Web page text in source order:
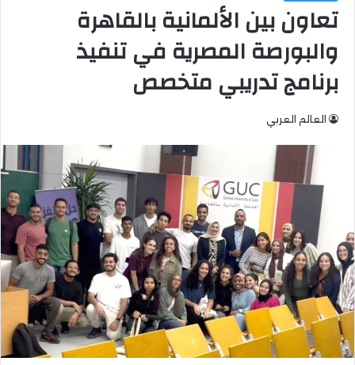
تعاون بين الألمانية بالقاهرة
والبورصة المصرية في تنفيذ
برنامج تدريبي متخصص
العالم العربي